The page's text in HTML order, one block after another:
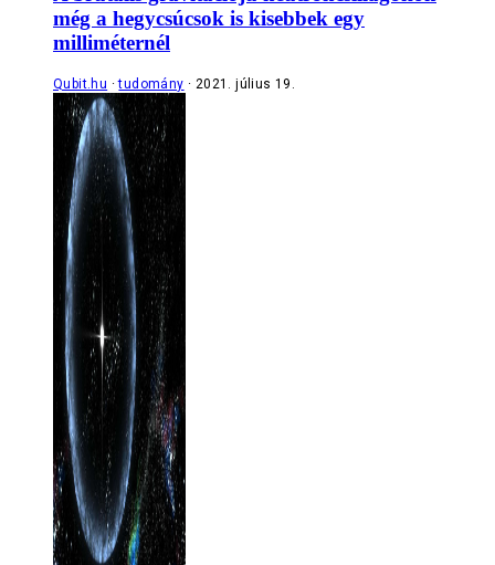
még a hegycsúcsok is kisebbek egy
milliméternél
Qubit.hu tudomány 2021. július 19.